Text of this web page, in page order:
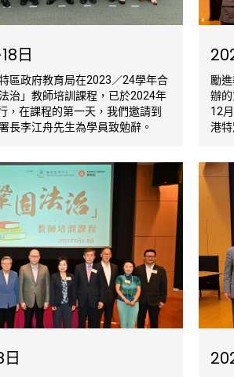
日
區政府教育局在2023／24學年合
治」教師培訓課程，已於2024年
，在課程的第一天，我們邀請到
長李江舟先生為學員致勉辭。
勵
辦
12
港